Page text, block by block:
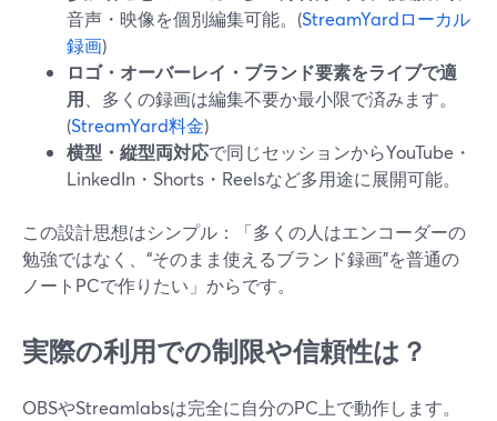
音声・映像を個別編集可能。(StreamYardローカル
録画)
ロゴ・オーバーレイ・ブランド要素をライブで適
用 、多くの録画は編集不要か最小限で済みます。
(StreamYard料金)
横型・縦型両対応で同じセッションからYouTube・
LinkedIn・Shorts・Reelsなど多用途に展開可能。
この設計思想はシンプル：「多くの人はエンコーダーの
勉強ではなく、“そのまま使えるブランド録画”を普通の
ノートPCで作りたい」からです。
実際の利用での制限や信頼性は？
OBSやStreamlabsは完全に自分のPC上で動作します。